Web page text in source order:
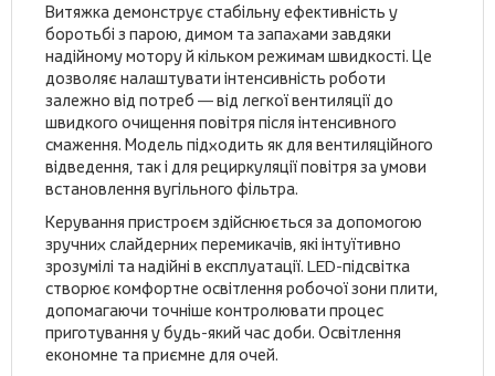
Витяжка демонструє стабільну ефективність у
боротьбі з парою, димом та запахами завдяки
надійному мотору й кільком режимам швидкості. Це
дозволяє налаштувати інтенсивність роботи
залежно від потреб — від легкої вентиляції до
швидкого очищення повітря після інтенсивного
смаження. Модель підходить як для вентиляційного
відведення, так і для рециркуляції повітря за умови
встановлення вугільного фільтра.
Керування пристроєм здійснюється за допомогою
зручних слайдерних перемикачів, які інтуїтивно
зрозумілі та надійні в експлуатації. LED-підсвітка
створює комфортне освітлення робочої зони плити,
допомагаючи точніше контролювати процес
приготування у будь-який час доби. Освітлення
економне та приємне для очей.